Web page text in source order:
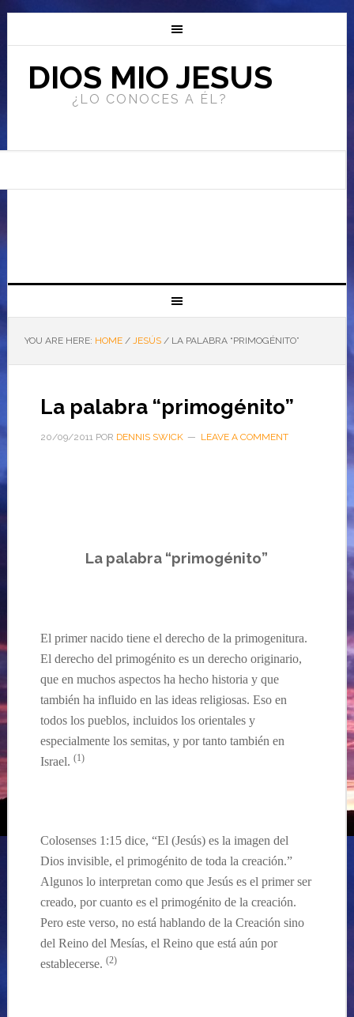
DIOS MIO JESUS
¿LO CONOCES A ÉL?
YOU ARE HERE: HOME / JESÚS /LA PALABRA “PRIMOGÉNITO”
La palabra “primogénito”
20/09/2011POR DENNIS SWICK LEAVE A COMMENT
La palabra “primogénito”
El primer nacido tiene el derecho de la primogenitura.
El derecho del primogénito es un derecho originario,
que en muchos aspectos ha hecho historia y que
también ha influido en las ideas religiosas. Eso en
todos los pueblos, incluidos los orientales y
especialmente los semitas, y por tanto también en
Israel. (1)
Colosenses 1:15 dice, “El (Jesús) esla imagen del
Dios invisible, el primogénito de toda la creación.”
Algunos lo interpretan como que Jesús es el primer ser
creado, por cuanto es el primogénito de la creación.
Pero este verso, no está hablando de la Creación sino
del Reino del Mesías, el Reino que está aún por
establecerse. (2)